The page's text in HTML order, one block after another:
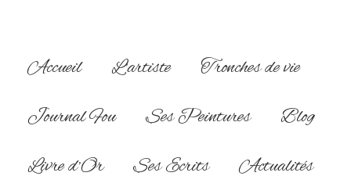
contenu
Navigation
Accueil L’artiste
Tronches de vie
Journal Fou
Ses Peintures
Blog
Livre d’Or
Ses Ecrits
Actualités